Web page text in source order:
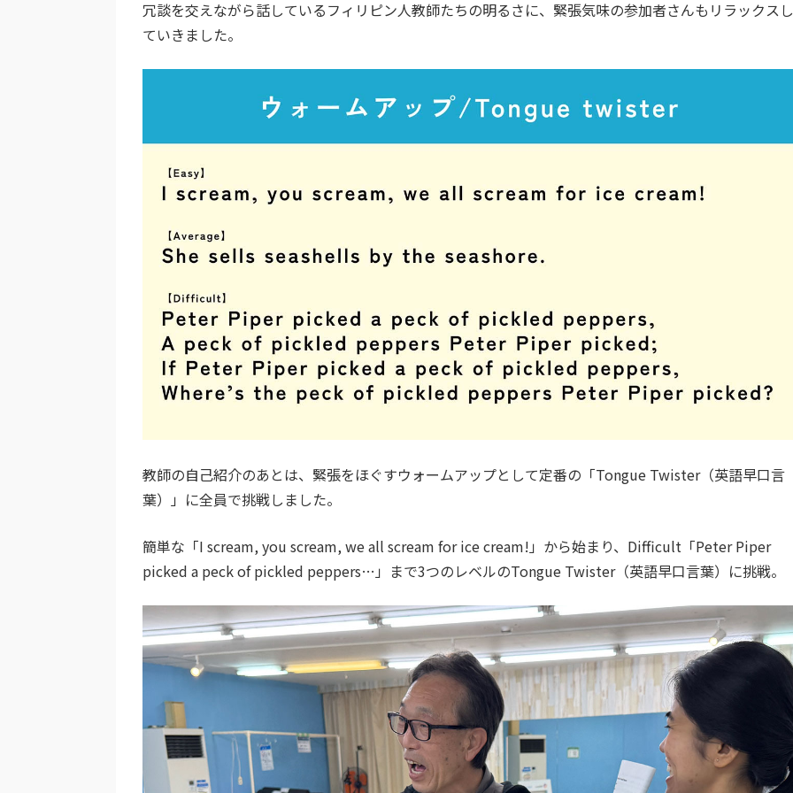
冗談を交えながら話しているフィリピン人教師たちの明るさに、緊張気味の参加者さんもリラックスし
ていきました。
教師の自己紹介のあとは、緊張をほぐすウォームアップとして定番の「Tongue Twister（英語早口言
葉）」に全員で挑戦しました。
簡単な「I scream, you scream, we all scream for ice cream!」から始まり、Difficult「Peter Piper
picked a peck of pickled peppers…」まで3つのレベルのTongue Twister（英語早口言葉）に挑戦。